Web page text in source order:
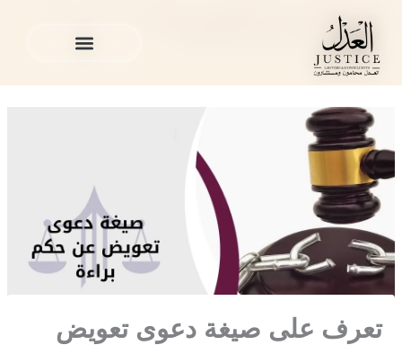
المحتوى
المدونة القانونية
دعوى تعويض عن حكم براءة في قطر
تعرف على صيغة دعوى تعويض